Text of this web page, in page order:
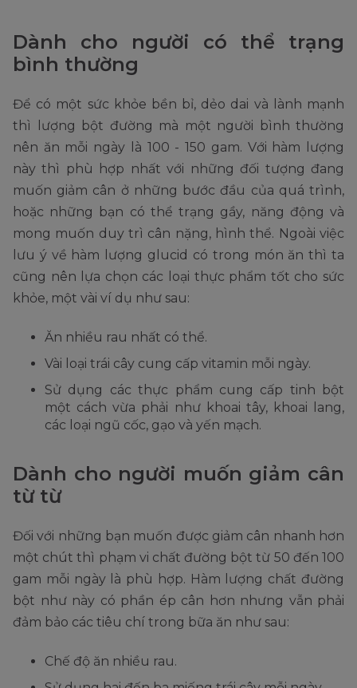
Dành cho người có thể trạng
bình thường
Để có một sức khỏe bền bỉ, dẻo dai và lành mạnh
thì lượng bột đường mà một người bình thường
nên ăn mỗi ngày là 100 - 150 gam. Với hàm lượng
này thì phù hợp nhất với những đối tượng đang
muốn giảm cân ở những bước đầu của quá trình,
hoặc những bạn có thể trạng gầy, năng động và
mong muốn duy trì cân nặng, hình thể. Ngoài việc
lưu ý về hàm lượng glucid có trong món ăn thì ta
cũng nên lựa chọn các loại thực phẩm tốt cho sức
khỏe, một vài ví dụ như sau:
Ăn nhiều rau nhất có thể.
Vài loại trái cây cung cấp vitamin mỗi ngày.
Sử dụng các thực phẩm cung cấp tinh bột
một cách vừa phải như khoai tây, khoai lang,
các loại ngũ cốc, gạo và yến mạch.
Dành cho người muốn giảm cân
từ từ
Đối với những bạn muốn được giảm cân nhanh hơn
một chút thì phạm vi chất đường bột từ 50 đến 100
gam mỗi ngày là phù hợp. Hàm lượng chất đường
bột như này có phần ép cân hơn nhưng vẫn phải
đảm bảo các tiêu chí trong bữa ăn như sau:
Chế độ ăn nhiều rau.